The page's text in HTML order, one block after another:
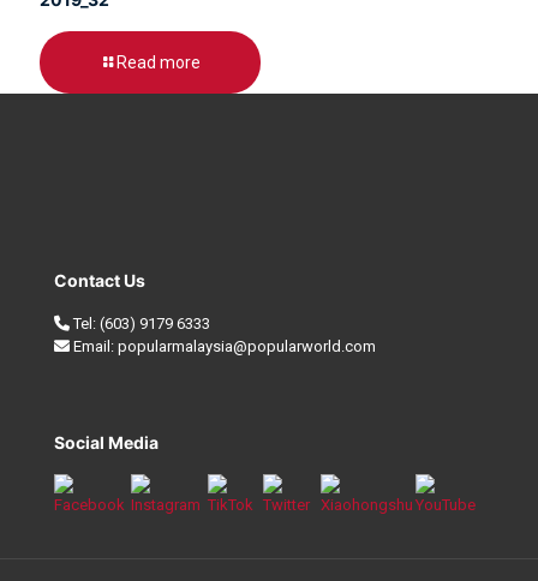
Read more
Contact Us
Tel: (603) 9179 6333
Email: popularmalaysia@popularworld.com
Social Media